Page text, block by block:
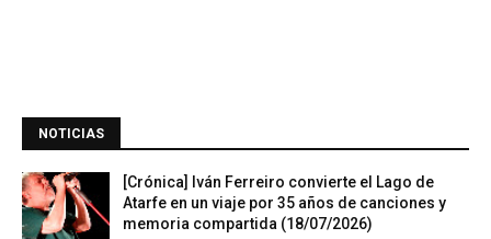
NOTICIAS
[Crónica] Iván Ferreiro convierte el Lago de
Atarfe en un viaje por 35 años de canciones y
memoria compartida (18/07/2026)